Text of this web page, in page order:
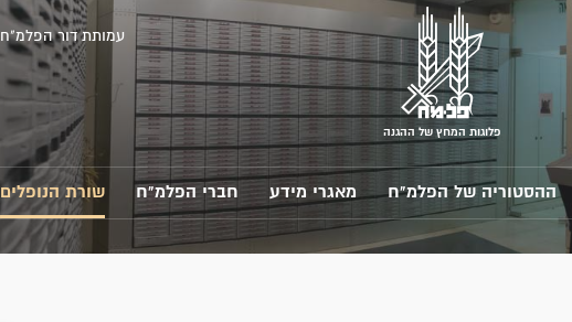
פלוגות המחץ של ההגנה
עמותת דור הפלמ"ח
ההסטוריה של הפלמ"ח מאגרי מידע חברי הפלמ"ח שורת הנופלים